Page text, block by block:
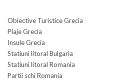
Obiective Turistice Grecia
Plaje Grecia
Insule Grecia
Statiuni litoral Bulgaria
Statiuni litoral Romania
Partii schi Romania